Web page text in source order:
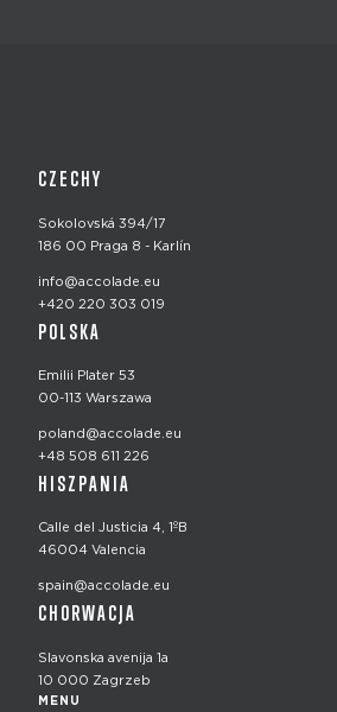
CZECHY
Sokolovská 394/17
186 00 Praga 8 - Karlín
info@accolade.eu
+420 220 303 019
POLSKA
Emilii Plater 53
00-113 Warszawa
poland@accolade.eu
+48 508 611 226
HISZPANIA
Calle del Justicia 4, 1ºB
46004 Valencia
spain@accolade.eu
CHORWACJA
Slavonska avenija 1a
10 000 Zagrzeb
MENU